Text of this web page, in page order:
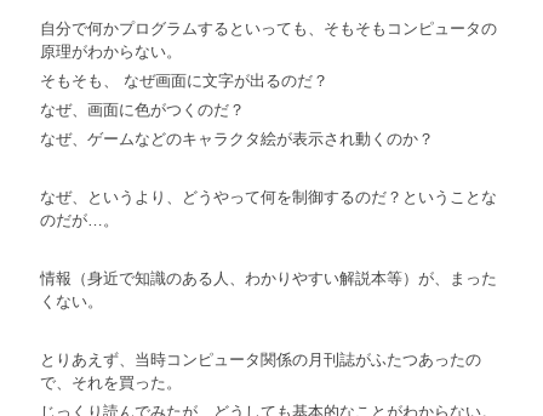
自分で何かプログラムするといっても、そもそもコンピュータの
原理がわからない。
そもそも、 なぜ画面に文字が出るのだ？
なぜ、画面に色がつくのだ？
なぜ、ゲームなどのキャラクタ絵が表示され動くのか？
なぜ、というより、どうやって何を制御するのだ？ということな
のだが…。
情報（身近で知識のある人、わかりやすい解説本等）が、まった
くない。
とりあえず、当時コンピュータ関係の月刊誌がふたつあったの
で、それを買った。
じっくり読んでみたが、どうしても基本的なことがわからない。